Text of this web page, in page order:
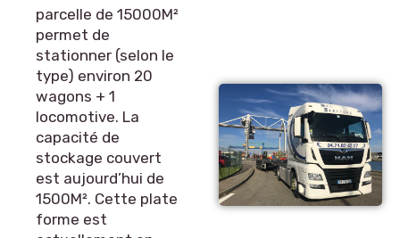
parcelle de 15000M²
permet de
stationner (selon le
type) environ 20
wagons + 1
locomotive. La
capacité de
stockage couvert
est aujourd’hui de
1500M². Cette plate
forme est